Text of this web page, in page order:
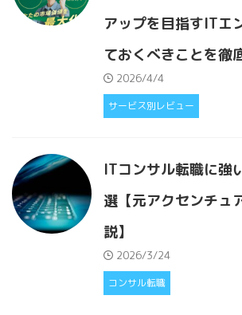
アップを目指すITエ
ておくべきことを徹
2026/4/4
サービス別レビュー
ITコンサル転職に強
選【元アクセンチュ
説】
2026/3/24
コンサル転職